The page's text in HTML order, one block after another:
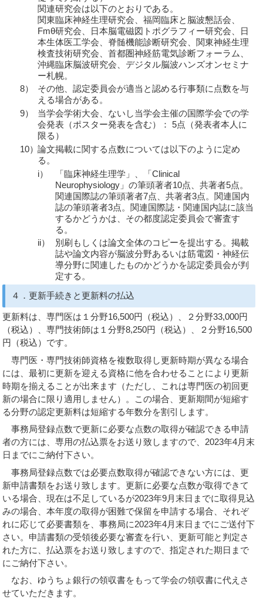
関連研究会は以下のとおりである。
関東臨床神経生理研究会、福岡臨床と脳波懇話会、
Fmθ研究会、日本脳電磁図トポグラフィー研究会、日
本生体医工学会、脊髄機能診断研究会、関東神経生理
検査技術研究会、首都圏神経筋電気診断フォーラム、
沖縄臨床脳波研究会、デジタル脳波ハンズオンセミナ
ー札幌。
8）
その他、認定委員会が適当と認める行事類に点数を与
える場合がある。
9）
当学会学術大会、ないし当学会主催の国際学会での学
会発表（ポスター発表を含む）： 5点（発表者本人に
限る）
10）論文掲載に関する点数については以下のように定め
る。
i）
「臨床神経生理学」、「Clinical
Neurophysiology」の筆頭著者10点、共著者5点。
関連国際誌の筆頭著者7点、共著者3点。関連国内
誌の筆頭著者3点。関連国際誌・関連国内誌に該当
するかどうかは、その都度認定委員会で審査す
る。
ii）
別刷もしくは論文全体のコピーを提出する。掲載
誌や論文内容が脳波分野あるいは筋電図・神経伝
導分野に関連したものかどうかを認定委員会が判
定する。
４．更新手続きと更新料の払込
更新料は、専門医は１分野16,500円（税込）、２分野33,000円
（税込）、専門技術師は１分野8,250円（税込）、２分野16,500
円（税込）です。
専門医・専門技術師資格を複数取得し更新時期が異なる場合
には、最初に更新を迎える資格に他を合わせることにより更新
時期を揃えることが出来ます（ただし、これは専門医の初回更
新の場合に限り適用しません）。この場合、更新期間が短縮す
る分野の認定更新料は短縮する年数分を割引します。
事務局登録点数で更新に必要な点数の取得が確認できる申請
者の方には、専用の払込票をお送り致しますので、2023年4月末
日までにご納付下さい。
事務局登録点数では必要点数取得が確認できない方には、更
新申請書類をお送り致します。更新に必要な点数が取得できて
いる場合、現在は不足しているが2023年9月末日までに取得見込
みの場合、本年度の取得が困難で保留を申請する場合、それぞ
れに応じて必要書類を、事務局に2023年4月末日までにご送付下
さい。申請書類の受領後必要な審査を行い、更新可能と判定さ
れた方に、払込票をお送り致しますので、指定された期日まで
にご納付下さい。
なお、ゆうちょ銀行の領収書をもって学会の領収書に代えさ
せていただきます。